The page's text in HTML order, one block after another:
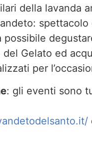
della lavanda
spettacolo
possibile
Gelato ed
per
: gli eventi sono